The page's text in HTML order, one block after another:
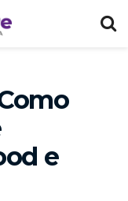
e